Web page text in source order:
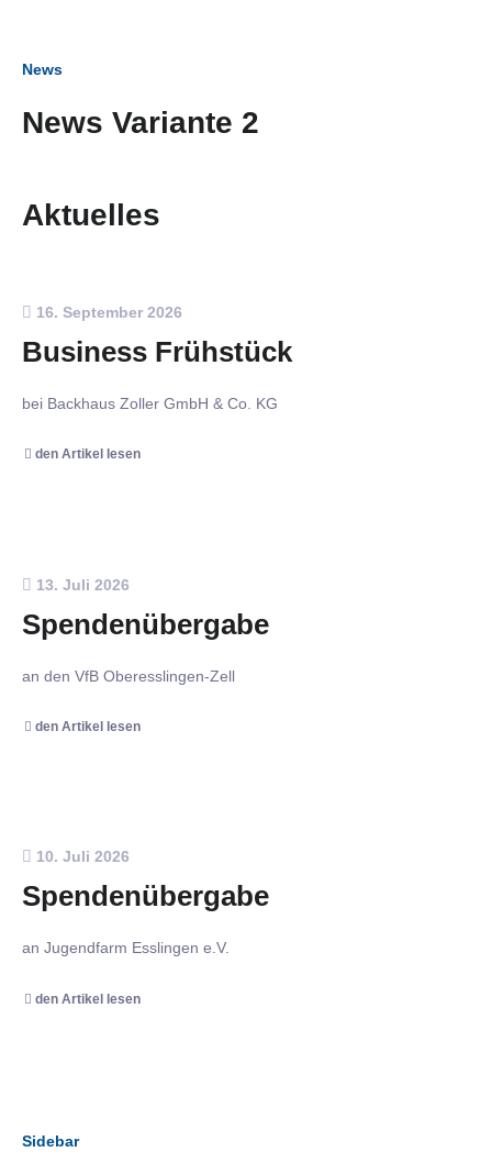
News
News Variante 2
Aktuelles
16. September 2026
Business Frühstück
bei Backhaus Zoller GmbH & Co. KG
den Artikel lesen
13. Juli 2026
Spendenübergabe
an den VfB Oberesslingen-Zell
den Artikel lesen
10. Juli 2026
Spendenübergabe
an Jugendfarm Esslingen e.V.
den Artikel lesen
Sidebar